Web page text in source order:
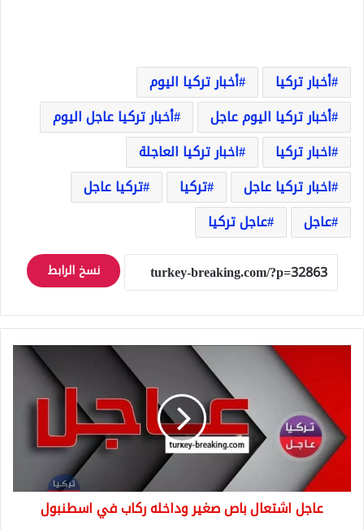
أخبار تركيا
أخبار تركيا اليوم
أخبار تركيا اليوم عاجل
أخبار تركيا عاجل اليوم
اخبار تركيا
اخبار تركيا العاجلة
اخبار تركيا عاجل
تركيا
تركيا عاجل
عاجل
عاجل تركيا
نسخ الرابط
عاجل
وداخله
ركاب
في
اسطنبول
عاجل اشتعال باص صغير وداخله ركاب في اسطنبول